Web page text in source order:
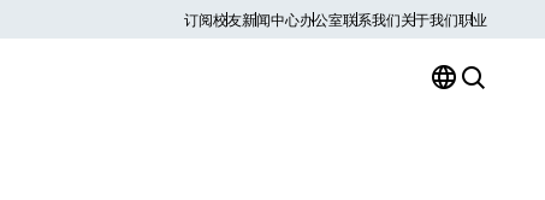
订阅校友新闻中心办公室联系我们关于我们职业